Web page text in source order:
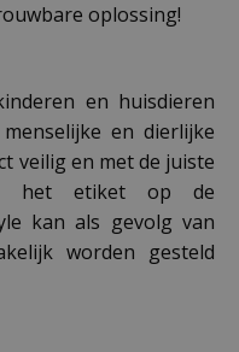
oplossing!
en huisdieren
en dierlijke
veilig en met de juiste
het etiket op de
kan als gevolg van
worden gesteld